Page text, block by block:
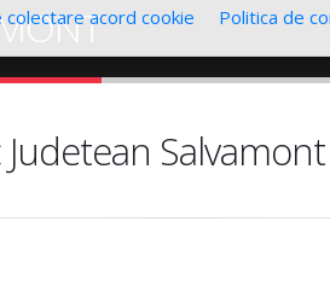
colectare acord cookie Politica de